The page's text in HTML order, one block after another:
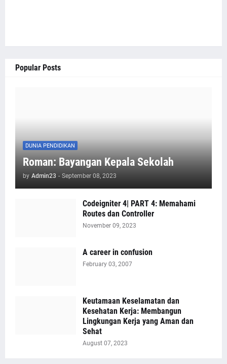
Popular Posts
DUNIA PENDIDIKAN
Roman: Bayangan Kepala Sekolah
by Admin23 - September 08, 2023
Codeigniter 4| PART 4: Memahami
Routes dan Controller
November 09, 2023
A career in confusion
February 03, 2007
Keutamaan Keselamatan dan
Kesehatan Kerja: Membangun
Lingkungan Kerja yang Aman dan
Sehat
August 07, 2023